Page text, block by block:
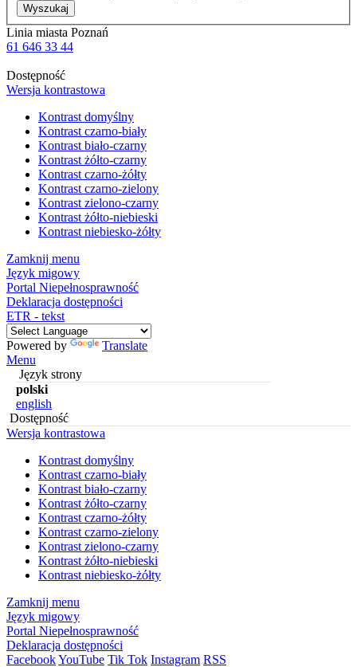
Wyszukaj
Linia miasta Poznań
61 646 33 44
Dostępność
Wersja kontrastowa
Kontrast domyślny
Kontrast czarno-biały
Kontrast biało-czarny
Kontrast żółto-czarny
Kontrast czarno-żółty
Kontrast czarno-zielony
Kontrast zielono-czarny
Kontrast żółto-niebieski
Kontrast niebiesko-żółty
Zamknij menu
Język migowy
Portal Niepełnosprawność
Deklaracja dostępności
ETR - tekst
Powered by
Translate
Menu
Język strony
polski
english
Dostępność
Wersja kontrastowa
Kontrast domyślny
Kontrast czarno-biały
Kontrast biało-czarny
Kontrast żółto-czarny
Kontrast czarno-żółty
Kontrast czarno-zielony
Kontrast zielono-czarny
Kontrast żółto-niebieski
Kontrast niebiesko-żółty
Zamknij menu
Język migowy
Portal Niepełnosprawność
Deklaracja dostępności
FacebookYouTube Tik Tok Instagram RSS